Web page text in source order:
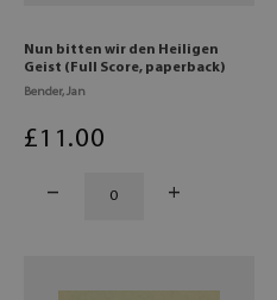
Nun bitten wir den Heiligen
Geist (Full Score, paperback)
Bender, Jan
£11 .00